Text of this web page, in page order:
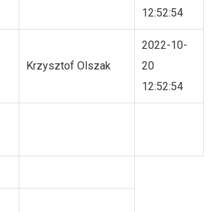
12:52:54
Krzysztof Olszak
2022-10-
20
12:52:54